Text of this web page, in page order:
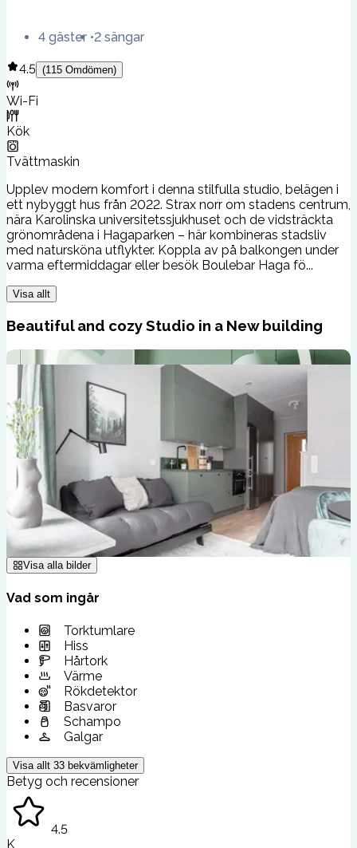
4 gäster 2 sängar
4.5 (115 Omdömen)
Wi-Fi
Kök
Tvättmaskin
Upplev modern komfort i denna stilfulla studio, belägen i
ett nybyggt hus från 2022. Strax norr om stadens centrum,
nära Karolinska universitetssjukhuset och de vidsträckta
grönområdena i Hagaparken – här kombineras stadsliv
med natursköna utflykter. Koppla av på balkongen under
varma eftermiddagar eller besök Boulebar Haga fö...
Visa allt
Beautiful and cozy Studio in a New building
Visa alla bilder
Vad som ingår
Torktumlare
Hiss
Hårtork
Värme
Rökdetektor
Basvaror
Schampo
Galgar
Visa allt 33 bekvämligheter
Betyg och recensioner
4.5
K